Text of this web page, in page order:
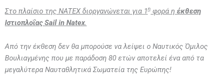
Στο πλαίσιο της NATEX διοργανώνεται για 1η φορά η έκθεση
Ιστιοπλοΐας Sail in Natex.
Από την έκθεση δεν θα μπορούσε να λείψει ο Ναυτικός Όμιλος
Βουλιαγμένης που με παράδοση 80 ετών αποτελεί ένα από τα
μεγαλύτερα Ναυταθλητικά Σωματεία της Ευρώπης!